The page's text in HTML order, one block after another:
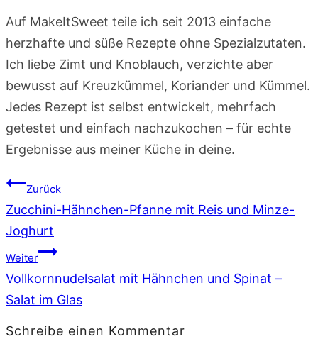
Auf MakeItSweet teile ich seit 2013 einfache
herzhafte und süße Rezepte ohne Spezialzutaten.
Ich liebe Zimt und Knoblauch, verzichte aber
bewusst auf Kreuzkümmel, Koriander und Kümmel.
Jedes Rezept ist selbst entwickelt, mehrfach
getestet und einfach nachzukochen – für echte
Ergebnisse aus meiner Küche in deine.
Beitragsnavigation
Zurück
Zucchini-Hähnchen-Pfanne mit Reis und Minze-
Joghurt
Weiter
Vollkornnudelsalat mit Hähnchen und Spinat –
Salat im Glas
Schreibe einen Kommentar